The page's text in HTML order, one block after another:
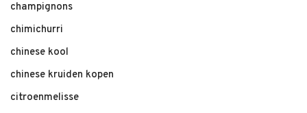
champignons
chimichurri
chinese kool
chinese kruiden kopen
citroenmelisse